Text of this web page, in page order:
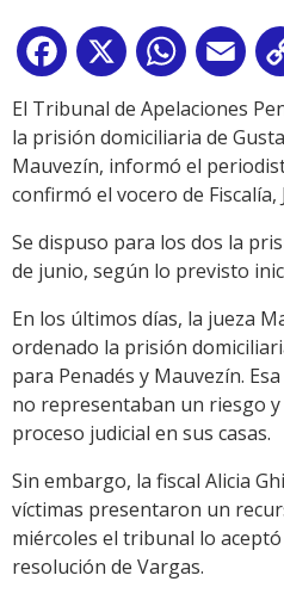
Facebook
X WhatsApp
El Tribunal de Apelaciones
la prisión domiciliaria de
Mauvezín, informó el
confirmó el vocero de Fiscalía,
Se dispuso para los dos la
de junio, según lo previsto
En los últimos días, la jueza
ordenado la prisión
para Penadés y Mauvezín.
no representaban un riesgo
proceso judicial en sus casas.
Sin embargo, la fiscal Alicia
víctimas presentaron un
miércoles el tribunal lo
resolución de Vargas.